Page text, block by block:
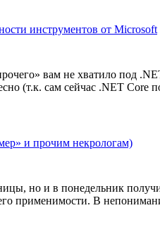
инструментов от Microsoft
вам не хватило под
(т.к. сам сейчас .NET Core
и прочим некрологам)
но и в понедельник
применимости. В